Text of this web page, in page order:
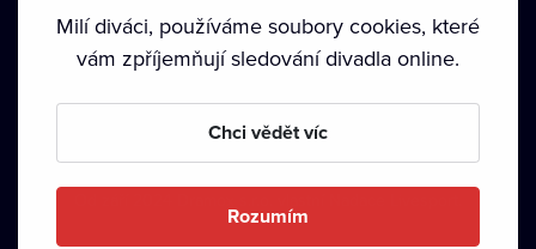
Podmínky používání • Ochrana soukromí • Zásady používání
• Autorská práva•
Milí diváci, používáme soubory cookies, které
vám zpříjemňují sledování divadla online.
Chci vědět víc
Rozumím